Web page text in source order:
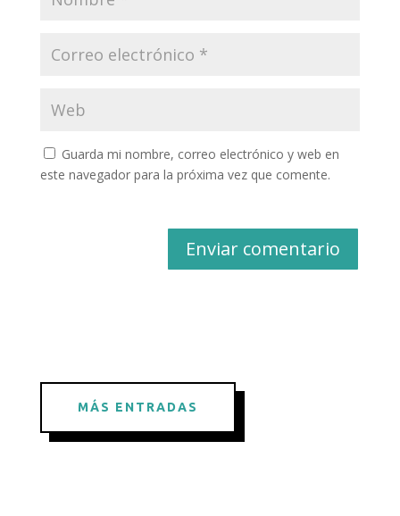
Guarda mi nombre, correo electrónico y web en
este navegador para la próxima vez que comente.
Enviar comentario
MÁS ENTRADAS